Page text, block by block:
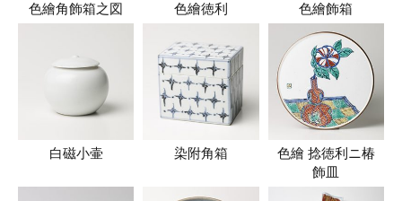
色繪角飾箱之図 色繪徳利 色繪飾箱
白磁小壷 染附角箱
色繪 捻徳利ニ椿
飾皿